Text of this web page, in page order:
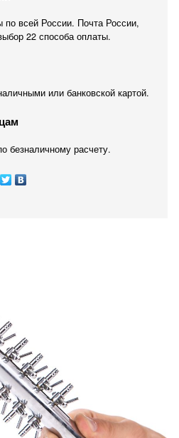
по всей России. Почта России,
22 способа оплаты.
или банковской картой.
безналичному расчету.